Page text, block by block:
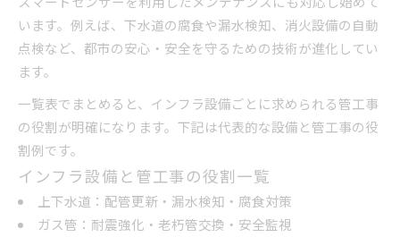
います。例えば、下水道の腐食や漏水検知、消火設備の自動
点検など、都市の安心・安全を守るための技術が進化してい
ます。
一覧表でまとめると、インフラ設備ごとに求められる管工事
の役割が明確になります。下記は代表的な設備と管工事の役
割例です。
インフラ設備と管工事の役割一覧
上下水道：配管更新・漏水検知・腐食対策
ガス管：耐震強化・老朽管交換・安全監視